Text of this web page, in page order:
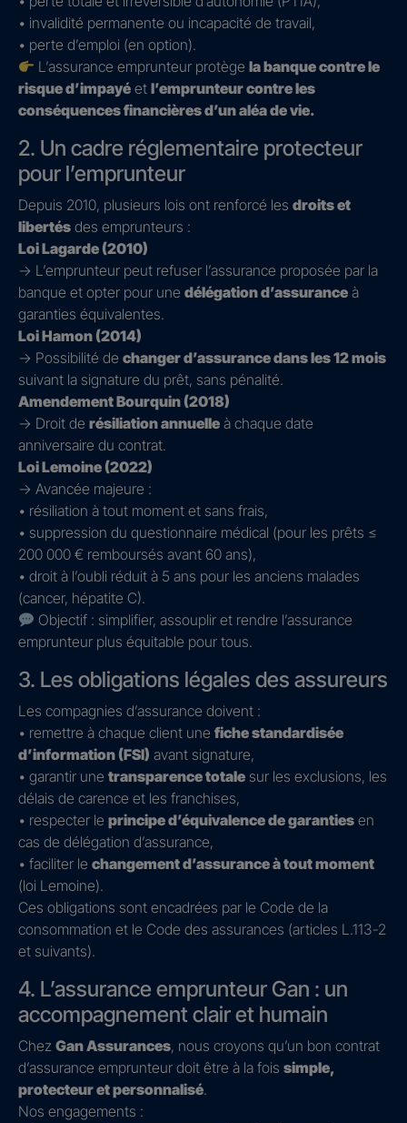
• invalidité permanente ou incapacité de travail,
• perte d’emploi (en option).
L’assurance emprunteur protègela banque contre le
risque d’impayé et l’emprunteur contre les
conséquences financières d’un aléa de vie.
2. Un cadre réglementaire protecteur
pour l’emprunteur
Depuis 2010, plusieurs lois ont renforcé les droits et
libertés des emprunteurs :
Loi Lagarde (2010)
→ L’emprunteur peut refuser l’assurance proposée par la
banque et opter pour une délégation d’assurance à
garanties équivalentes.
Loi Hamon (2014)
→ Possibilité de changer d’assurance dans les 12 mois
suivant la signature du prêt, sans pénalité.
Amendement Bourquin (2018)
→ Droit de résiliation annuelle à chaque date
anniversaire du contrat.
Loi Lemoine (2022)
→ Avancée majeure :
• résiliation à tout moment et sans frais,
• suppression du questionnaire médical (pour les prêts ≤
200 000 € remboursés avant 60 ans),
• droit à l’oubli réduit à 5 ans pour les anciens malades
(cancer, hépatite C).
Objectif : simplifier, assouplir et rendre l’assurance
emprunteur plus équitable pour tous.
3. Les obligations légales des assureurs
Les compagnies d’assurance doivent :
• remettre à chaque client une fiche standardisée
d’information (FSI) avant signature,
• garantir une transparence totale sur les exclusions, les
délais de carence et les franchises,
• respecter le principe d’équivalence de garanties en
cas de délégation d’assurance,
• faciliter le changement d’assurance à tout moment
(loi Lemoine).
Ces obligations sont encadrées par le Code de la
consommation et le Code des assurances (articles L.113-2
et suivants).
4. L’assurance emprunteur Gan : un
accompagnement clair et humain
Chez Gan Assurances, nous croyons qu’un bon contrat
d’assurance emprunteur doit être à la fois simple,
protecteur et personnalisé.
Nos engagements :